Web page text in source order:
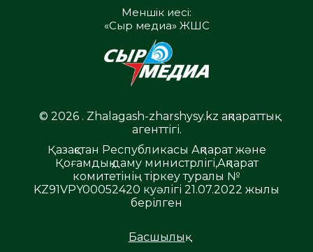
Меншік иесі:
«Сыр медиа» ЖШС
© 2026 . Zhalagash-zharshysy.kz ақпараттық
агенттігі.
Қазақстан Республикасы Ақпарат және
Қоғамдық даму министрлігі,Ақпарат
комитетінің тіркеу туралы №
KZ91VPY00052420 куәлігі 21.07.2022 жылы
берілген
Басшылық